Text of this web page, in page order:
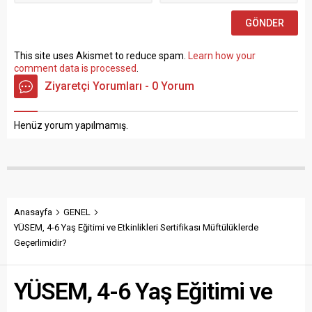
This site uses Akismet to reduce spam.
Learn how your
comment data is processed
Ziyaretçi Yorumları - 0 Yorum
Henüz yorum yapılmamış.
Anasayfa
GENEL
YÜSEM, 4-6 Yaş Eğitimi ve Etkinlikleri Sertifikası Müftülüklerde
Geçerlimidir?
YÜSEM, 4-6 Yaş Eğitimi ve